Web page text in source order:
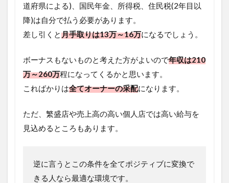
道府県による)、国民年金、所得税、住民税(2年目以
降)は自分で払う必要があります。
差し引くと月手取りは13万～16万になるでしょう。
ボーナスもないものと考えた方がよいので年収は210
万～260万程になってくるかと思います。
こればかりは全てオーナーの采配になります。
ただ、繁盛店や売上高の高い個人店では高い給与を
見込めるところもあります。
逆に言うとこの条件を全てポジティブに変換で
きる人なら最適な環境です。